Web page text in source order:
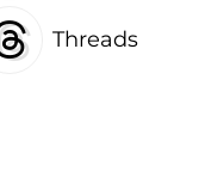
Threads